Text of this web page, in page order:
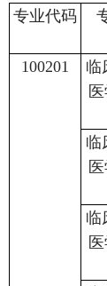
专业代码
100201
临
临
临